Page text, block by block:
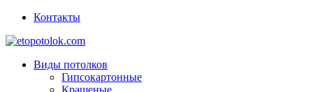
Контакты
Виды потолков
Гипсокартонные
Крашеные